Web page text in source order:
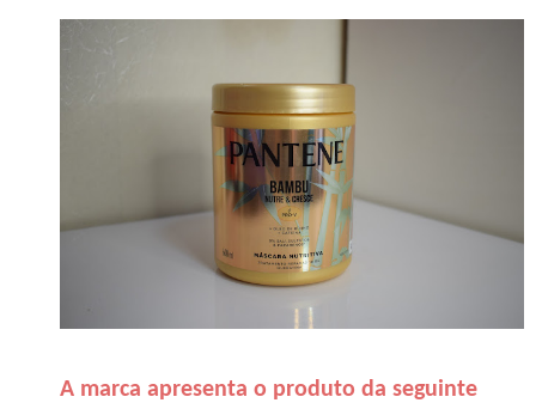
A marca apresenta o produto da seguinte